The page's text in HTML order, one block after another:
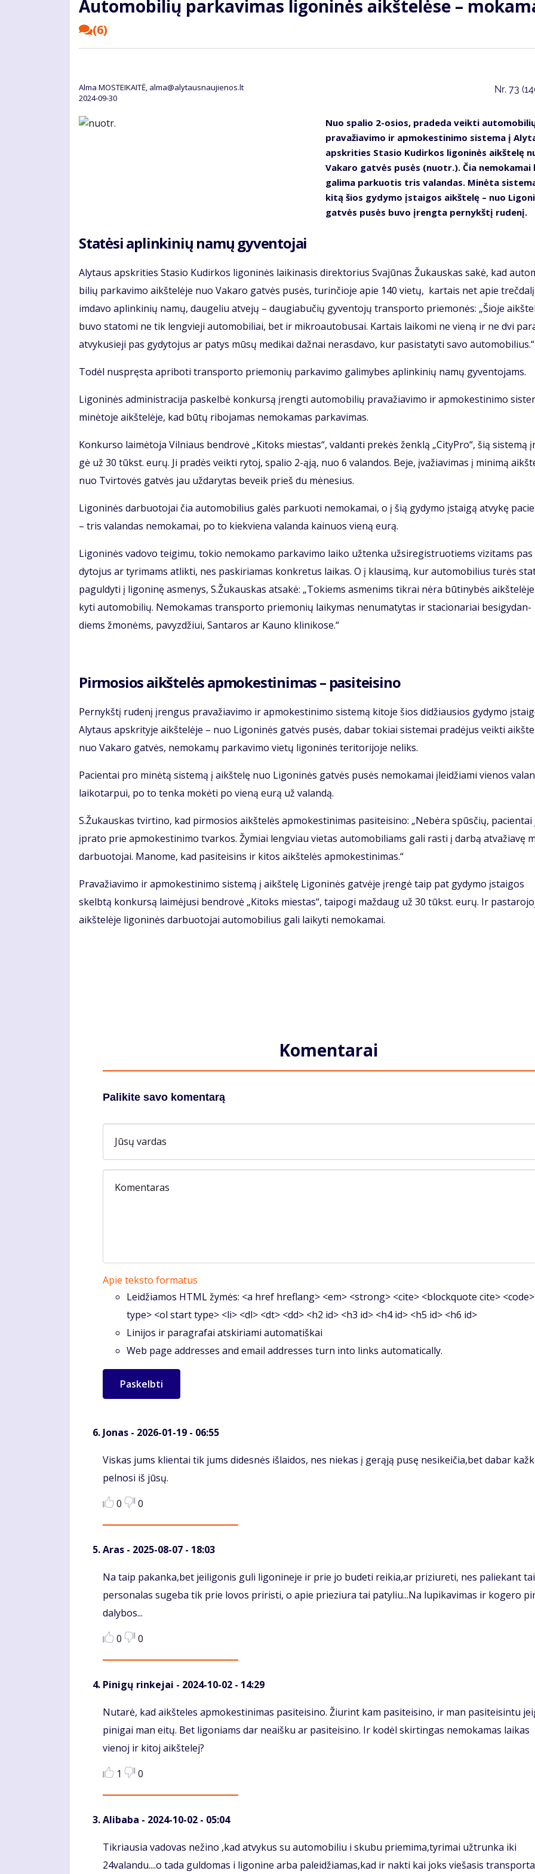
Au­to­mo­bi­lių par­ka­vi­mas li­go­ni­nės aikš­te­lė­se –
(6)
Alma MOSTEIKAITĖ, alma@alytausnaujienos.lt
2024-09-30
Nr. 73
Nuo spa­lio 2-osios, pra­de­da veik­ti
pra­va­žia­vi­mo ir ap­mo­kes­ti­ni­mo sis­te­ma į
ap­skri­ties Stasio Ku­dir­kos li­go­ni­nės aikš­te­lę
Va­ka­ro gat­vės pu­sės (nuotr.). Čia ne­mo­ka­mai
ga­li­ma par­kuo­tis tris va­lan­das. Mi­nė­ta
ki­tą šios gy­dy­mo įstai­gos aikš­te­lę – nuo
gat­vės pu­sės bu­vo įreng­ta per­nykš­tį ru­de­nį.
Sta­tė­si ap­lin­ki­nių na­mų gy­ven­to­jai
Aly­taus ap­skri­ties Stasio Ku­dir­kos li­go­ni­nės lai­ki­na­sis di­rek­to­rius Sva­jū­nas Žu­kaus­kas sa­kė, kad
bi­lių par­ka­vi­mo aikš­te­lė­je nuo Va­ka­ro gat­vės pu­sės, tu­rin­čio­je apie 140 vie­tų, kar­tais net apie
im­da­vo ap­lin­ki­nių na­mų, dau­ge­liu at­ve­jų – dau­gia­bu­čių gy­ven­to­jų trans­por­to prie­mo­nės: „Šio­je
bu­vo sta­to­mi ne tik leng­vie­ji au­to­mo­bi­liai, bet ir mik­ro­au­to­bu­sai. Kar­tais lai­ko­mi ne vie­ną ir ne dvi
at­vy­ku­sie­ji pas gy­dy­to­jus ar pa­tys mū­sų me­di­kai daž­nai ne­ras­da­vo, kur pa­si­sta­ty­ti sa­vo au­to­mo­bi­lius.“
To­dėl nu­spręs­ta ap­ri­bo­ti trans­por­to prie­mo­nių par­ka­vi­mo ga­li­my­bes ap­lin­ki­nių na­mų gy­ven­to­jams.
Li­go­ni­nės ad­mi­nist­ra­ci­ja pa­skel­bė kon­kur­są įreng­ti au­to­mo­bi­lių pra­va­žia­vi­mo ir ap­mo­kes­ti­ni­mo
mi­nė­to­je aikš­te­lė­je, kad bū­tų ri­bo­ja­mas ne­mo­ka­mas par­ka­vi­mas.
Kon­kur­so lai­mė­to­ja Vil­niaus ben­dro­vė „Ki­toks mies­tas“, val­dan­ti pre­kės žen­klą „Ci­tyP­ro“, šią sis­te­mą
gė už 30 tūkst. eu­rų. Ji pra­dės veik­ti ry­toj, spa­lio 2-ąją, nuo 6 va­lan­dos. Be­je, įva­žia­vi­mas į mi­ni­mą
nuo Tvir­to­vės gat­vės jau už­da­ry­tas be­veik prieš du mė­ne­sius.
Li­go­ni­nės dar­buo­to­jai čia au­to­mo­bi­lius ga­lės par­kuo­ti ne­mo­ka­mai, o į šią gy­dy­mo įstai­gą at­vy­kę
– tris va­lan­das ne­mo­ka­mai, po to kiek­vie­na va­lan­da kai­nuos vie­ną eu­rą.
Li­go­ni­nės va­do­vo tei­gi­mu, to­kio ne­mo­ka­mo par­ka­vi­mo lai­ko už­ten­ka už­si­re­gist­ruo­tiems vi­zi­tams
dy­to­jus ar ty­ri­mams atlikti, nes pa­ski­ria­mas kon­kre­tus lai­kas. O į klau­si­mą, kur au­to­mo­bi­lius tu­rės
pa­gul­dy­ti į li­go­ni­nę as­me­nys, S.Žu­kaus­kas at­sa­kė: „To­kiems as­me­nims tik­rai nė­ra bū­ti­ny­bės
ky­ti au­to­mo­bi­lių. Ne­mo­ka­mas trans­por­to prie­mo­nių lai­ky­mas ne­nu­ma­ty­tas ir sta­cio­na­riai be­si­gy­dan­
diems žmo­nėms, pa­vyz­džiui, San­ta­ros ar Kau­no kli­ni­ko­se.“
Pir­mo­sios aikš­te­lės ap­mo­kes­ti­ni­mas – pa­si­tei­si­no
Per­nykš­tį ru­de­nį įreng­us pra­va­žia­vi­mo ir ap­mo­kes­ti­ni­mo sis­te­mą ki­to­je šios di­džiau­sios gy­dy­mo
Aly­taus ap­skri­ty­je aikš­te­lė­je – nuo Li­go­ni­nės gat­vės pu­sės, da­bar to­kiai sis­te­mai pra­dė­jus veik­ti
nuo Va­ka­ro gat­vės, ne­mo­ka­mų par­ka­vi­mo vie­tų li­go­ni­nės te­ri­to­ri­jo­je ne­li­ks.
Pa­cien­tai pro mi­nė­tą sis­te­mą į aikš­te­lę nuo Li­go­ni­nės gat­vės pu­sės ne­mo­ka­mai įlei­džia­mi vie­nos
lai­ko­tar­pui, po to ten­ka mo­kė­ti po vie­ną eu­rą už va­lan­dą.
S.Žu­kaus­kas tvir­ti­no, kad pir­mo­sios aikš­te­lės ap­mo­kes­ti­ni­mas pa­si­tei­si­no: „Ne­bė­ra spūs­čių, pa­cien­tai
įpra­to prie ap­mo­kes­ti­ni­mo tvar­kos. Žy­miai leng­viau vie­tas au­to­mo­bi­liams ga­li ras­ti į dar­bą at­va­žia­vę
dar­buo­to­jai. Ma­no­me, kad pa­si­tei­sins ir ki­tos aikš­te­lės ap­mo­kes­ti­ni­mas.“
Pra­va­žia­vi­mo ir ap­mo­kes­ti­ni­mo sis­te­mą į aikš­te­lę Li­go­ni­nės gat­vė­je įren­gė taip pat gy­dy­mo įstai­gos
skelb­tą kon­kur­są lai­mė­ju­si ben­dro­vė „Ki­toks mies­tas“, tai­po­gi maž­daug už 30 tūkst. eu­rų. Ir
aikš­te­lė­je li­go­ni­nės dar­buo­to­jai au­to­mo­bi­lius ga­li lai­ky­ti ne­mo­ka­mai.
Komentarai
Palikite savo komentarą
Jūsų vardas
Komentaras
Apie teksto formatus
Leidžiamos HTML žymės: <a href hreflang> <em> <strong> <cite> <blockquote cite>
type> <ol start type> <li> <dl> <dt> <dd> <h2 id> <h3 id> <h4 id> <h5 id> <h6 id>
Linijos ir paragrafai atskiriami automatiškai
Web page addresses and email addresses turn into links automatically.
Jonas - 2026-01-19 - 06:55
Komentaras
Viskas jums klientai tik jums didesnės išlaidos, nes niekas į gerąją pusę nesikeičia,bet dabar
pelnosi iš jūsų.
0
0
Aras - 2025-08-07 - 18:03
Komentaras
Na taip pakanka,bet jeiligonis guli ligonineje ir prie jo budeti reikia,ar priziureti, nes paliekant tai
personalas sugeba tik prie lovos priristi, o apie prieziura tai patyliu...Na lupikavimas ir kogero
dalybos...
0
0
Pinigų rinkejai - 2024-10-02 - 14:29
Komentaras
Nutarė, kad aikšteles apmokestinimas pasiteisino. Žiurint kam pasiteisino, ir man pasiteisintu
pinigai man eitų. Bet ligoniams dar neaišku ar pasiteisino. Ir kodėl skirtingas nemokamas laikas
vienoj ir kitoj aikštelej?
1
0
Alibaba - 2024-10-02 - 05:04
Komentaras
Tikriausia vadovas nežino ,kad atvykus su automobiliu i skubu priemima,tyrimai užtrunka iki
24valandu....o tada guldomas i ligonine arba paleidžiamas,kad ir nakti kai joks viešasis